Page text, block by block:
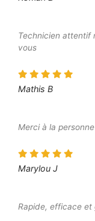
Technicien attentif
vous
Mathis B
Merci à la
Marylou J
Rapide, efficace et